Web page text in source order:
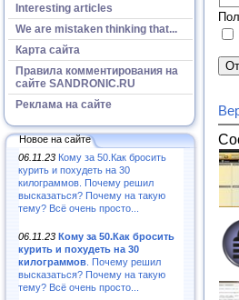
Interesting articles
We are mistaken thinking that...
Карта сайта
Правила комментирования на
сайте SANDRONIC.RU
Реклама на сайте
Новое на сайте
06.11.23 Кому за 50.Как бросить
курить и похудеть на 30
килограммов. Почему решил
высказаться? Почему на такую
тему? Всё очень просто...
06.11.23 Кому за 50.Как бросить
курить и похудеть на 30
килограммов . Почему решил
высказаться? Почему на такую
тему? Всё очень просто...